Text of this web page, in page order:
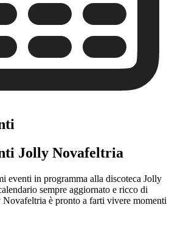
Jolly Novafeltria
eventi in programma alla discoteca Jolly
sempre aggiornato e ricco di
è pronto a farti vivere momenti